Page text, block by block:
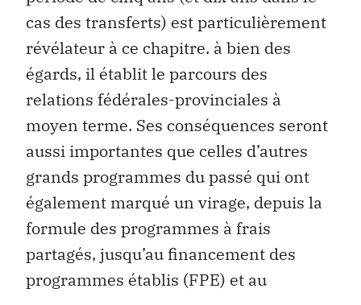
cas des transferts) est particulièrement
révélateur à ce chapitre. à bien des
égards, il établit le parcours des
relations fédérales-provinciales à
moyen terme. Ses conséquences seront
aussi importantes que celles d’autres
grands programmes du passé qui ont
également marqué un virage, depuis la
formule des programmes à frais
partagés, jusqu’au financement des
programmes établis (FPE) et au